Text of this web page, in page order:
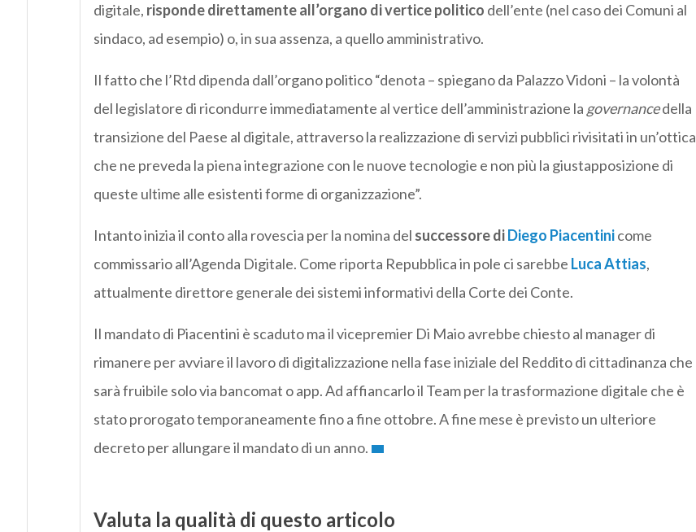
digitale, risponde direttamente all’organo di vertice politico dell’ente (nel caso dei Comuni al
sindaco, ad esempio) o, in sua assenza, a quello amministrativo.
Il fatto che l’Rtd dipenda dall’organo politico “denota – spiegano da Palazzo Vidoni – la volontà
del legislatore di ricondurre immediatamente al vertice dell’amministrazione la governancedella
transizione del Paese al digitale, attraverso la realizzazione di servizi pubblici rivisitati in un’ottica
che ne preveda la piena integrazione con le nuove tecnologie e non più la giustapposizione di
queste ultime alle esistenti forme di organizzazione”.
Intanto inizia il conto alla rovescia per la nomina del successore diDiego Piacentinicome
commissario all’Agenda Digitale. Come riporta Repubblica in pole ci sarebbe Luca Attias,
attualmente direttore generale dei sistemi informativi della Corte dei Conte.
Il mandato di Piacentini è scaduto ma il vicepremier Di Maio avrebbe chiesto al manager di
rimanere per avviare il lavoro di digitalizzazione nella fase iniziale del Reddito di cittadinanza che
sarà fruibile solo via bancomat o app. Ad affiancarlo il Team per la trasformazione digitale che è
stato prorogato temporaneamente fino a fine ottobre. A fine mese è previsto un ulteriore
decreto per allungare il mandato di un anno.
Valuta la qualità di questo articolo